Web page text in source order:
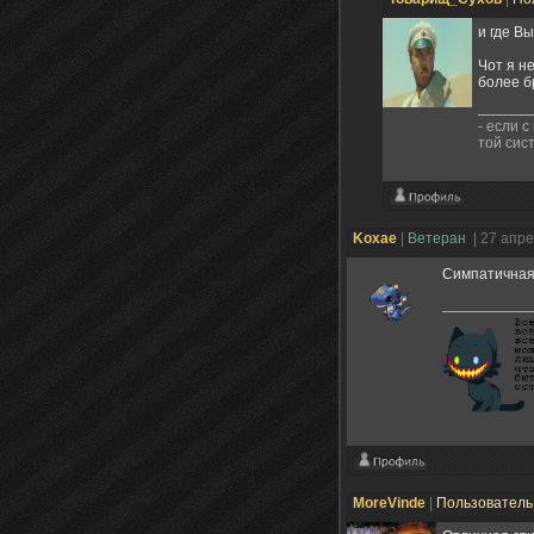
и где
Чот я
более
- если с
той
Koxae Ветеран | 27
Симпатичная
MoreVinde